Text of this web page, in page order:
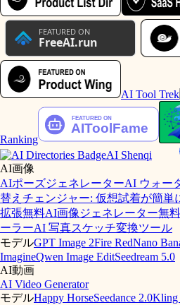
AI Tool Trek
Ranking
AI Shenqi
AI画像
AIポーズジェネレーターAI ウォー
替えチェンジャー: 仮想試着が簡単
拡張無料AI画像ジェネレーター無
ーラーAI 写真スケッチ変換ツール
モデルGPT Image 2Fire RedNano
ImagineQwen Image EditSeedream 5.0
AI動画
AI Video Generator
モデルHappy HorseSeedance 2.0Kling